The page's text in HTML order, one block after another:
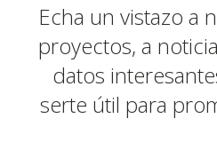
Echa un vistazo a
proyectos, a
datos
serte útil para